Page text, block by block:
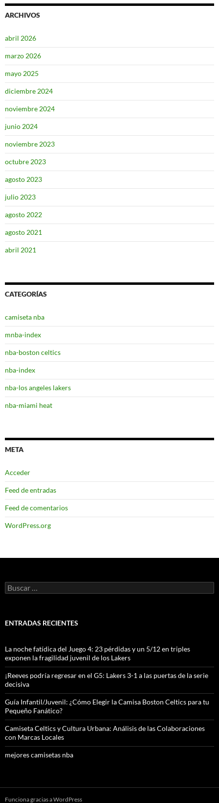
ARCHIVOS
abril 2026
marzo 2026
mayo 2025
diciembre 2024
noviembre 2024
junio 2024
noviembre 2023
octubre 2023
agosto 2023
julio 2023
agosto 2022
agosto 2021
abril 2021
CATEGORÍAS
camiseta nba
mnba-index
nba-boston celtics
nba-index
nba-los angeles lakers
nba-miami heat
META
Acceder
Feed de entradas
Feed de comentarios
WordPress.org
Buscar:
ENTRADAS RECIENTES
La noche fatídica del Juego 4: 23 pérdidas y un 5/12 en triples
exponen la fragilidad juvenil de los Lakers
¡Reeves podría regresar en el G5: Lakers 3-1 a las puertas de la serie
decisiva
Guía Infantil/Juvenil: ¿Cómo Elegir la Camisa Boston Celtics para tu
Pequeño Fanático?
Camiseta Celtics y Cultura Urbana: Análisis de las Colaboraciones
con Marcas Locales
mejores camisetas nba
Funciona gracias a WordPress